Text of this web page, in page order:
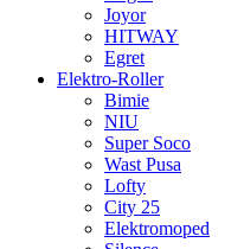
Joyor
HITWAY
Egret
Elektro-Roller
Bimie
NIU
Super Soco
Wast Pusa
Lofty
City 25
Elektromoped